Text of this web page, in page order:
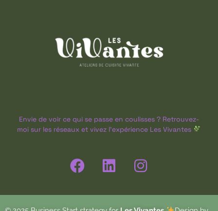
Envie de voir ce qui se passe en coulisses ? Retrouvez-
moi sur les réseaux et vivez l’expérience Les Vivantes